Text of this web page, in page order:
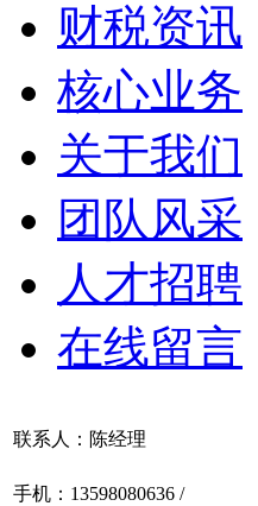
财税资讯
核心业务
关于我们
团队风采
人才招聘
在线留言
联系人：陈经理
手机：13598080636 /